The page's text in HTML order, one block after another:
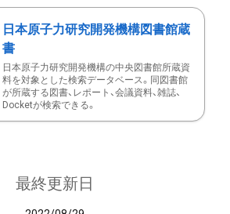
日本原子力研究開発機構図書館蔵
書
日本原子力研究開発機構の中央図書館所蔵資
料を対象とした検索データベース。同図書館
が所蔵する図書、レポート、会議資料、雑誌、
Docketが検索できる。
最終更新日